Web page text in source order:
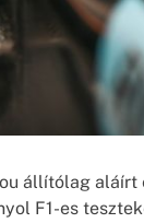
állítólag aláírt
F1-es